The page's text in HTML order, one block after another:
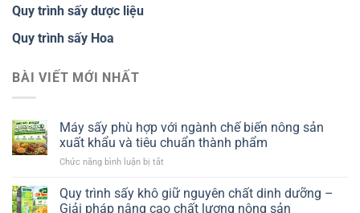
Quy trình sấy dược liệu
Quy trình sấy Hoa
BÀI VIẾT MỚI NHẤT
Máy sấy phù hợp với ngành chế biến nông sản
xuất khẩu và tiêu chuẩn thành phẩm
Chức năng bình luận bị tắt
sấy
phù
Quy trình sấy khô giữ nguyên chất dinh dưỡng –
Giải pháp nâng cao chất lượng nông sản